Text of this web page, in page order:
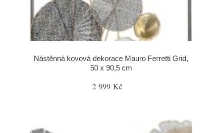
Nástěnná kovová dekorace Mauro Ferretti Grid,
50 x 90,5 cm
2 999 Kč